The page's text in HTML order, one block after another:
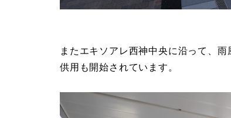
またエキソアレ西神中央に沿って、
供用も開始されています。